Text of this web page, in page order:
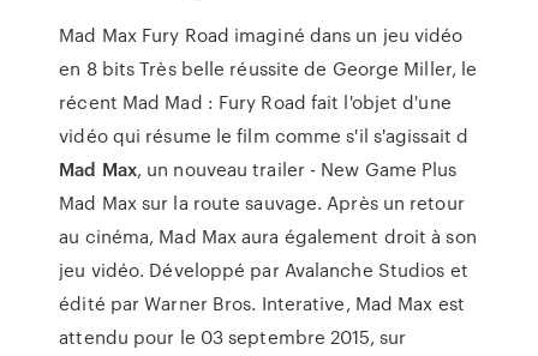
Mad Max Fury Road imaginé dans un jeu vidéo
en 8 bits Très belle réussite de George Miller, le
récent Mad Mad : Fury Road fait l'objet d'une
vidéo qui résume le film comme s'il s'agissait d
Mad Max, un nouveau trailer - New Game Plus
Mad Max sur la route sauvage. Après un retour
au cinéma, Mad Max aura également droit à son
jeu vidéo. Développé par Avalanche Studios et
édité par Warner Bros. Interative, Mad Max est
attendu pour le 03 septembre 2015, sur